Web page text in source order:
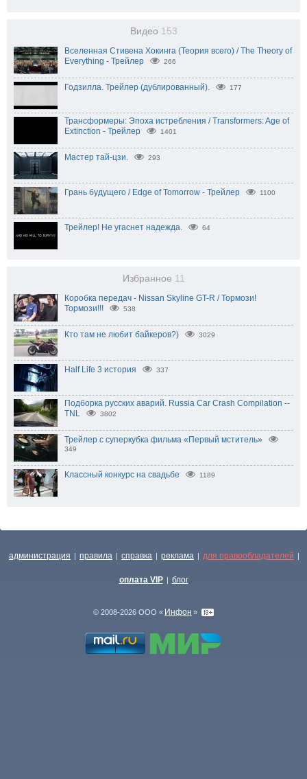
Видео 153
Вселенная Стивена Хокинга (Теория всего) / The Theory of
Everything - Трейлер
266
Годзилла. Трейлер (дублированный). 177
Трансформеры: Эпоха истребления / Transformers: Age of
Extinction - Трейлер
1401
Мастер тай-цзи. 293
Грань будущего / Edge of Tomorrow - Трейлер 1100
Трейлер! Не угаснет надежда. 64
Избранное 11
Коробка передач - Nissan Skyline GT-R / Тормози!
Тормози!!!
538
Кто там не любит байкеров?) 3029
Half Life 3 история 337
Подборка русских аварий. Russia Car Crash Compilation --
TNL
3802
Трейлер с суперкубка фильма «Первый мститель»
349
Классный конкурс на свадьбе 1189
администрация | правила | справка | реклама | для правообладателей |
оплата VIP | блог
© 2008-2026 ООО « Инфон »